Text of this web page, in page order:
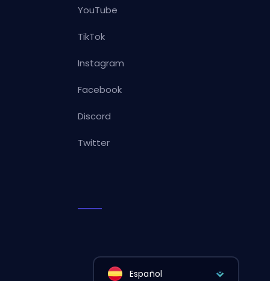
YouTube
TikTok
Instagram
Facebook
Discord
Twitter
Español